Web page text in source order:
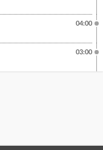
04:00
03:00